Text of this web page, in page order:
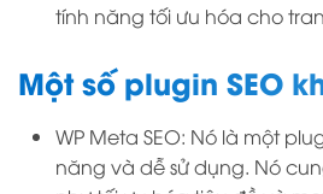
tính năng tối ưu hóa cho
Một số plugin SEO
WP Meta SEO: Nó là một
năng và dễ sử dụng. Nó